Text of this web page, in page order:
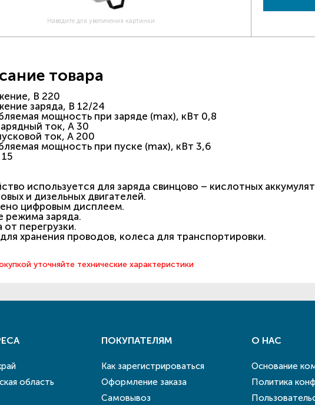
Наведите для увеличения картинки
товара
В 220
заряда, В 12/24
мощность при заряде (max), кВт 0,8
ток, А 30
ток, А 200
мощность при пуске (max), кВт 3,6
используется для заряда свинцово – кислотных
и дизельных двигателей.
цифровым дисплеем.
режима заряда.
от перегрузки.
хранения проводов, колеса для транспортировки.
уточняйте технические характеристики
область
ПОКУПАТЕЛЯМ
Как зарегистрироваться
Оформление заказа
Самовывоз
О НАС
Основание
Политика